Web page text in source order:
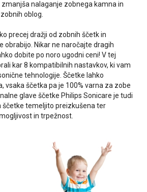
nalaganje zobnega kamna in
oblog.
precej dražji od zobnih ščetk in
obrabijo. Nikar ne naročajte dragih
dobite po noro ugodni ceni! V tej
kar 8 kompatibilnih nastavkov, ki vam
tehnologije. Ščetke lahko
vsaka ščetka pa je 100% varna za zobe
glave ščetke Philips Sonicare je tudi
ščetke temeljito preizkušena ter
in trpežnost.